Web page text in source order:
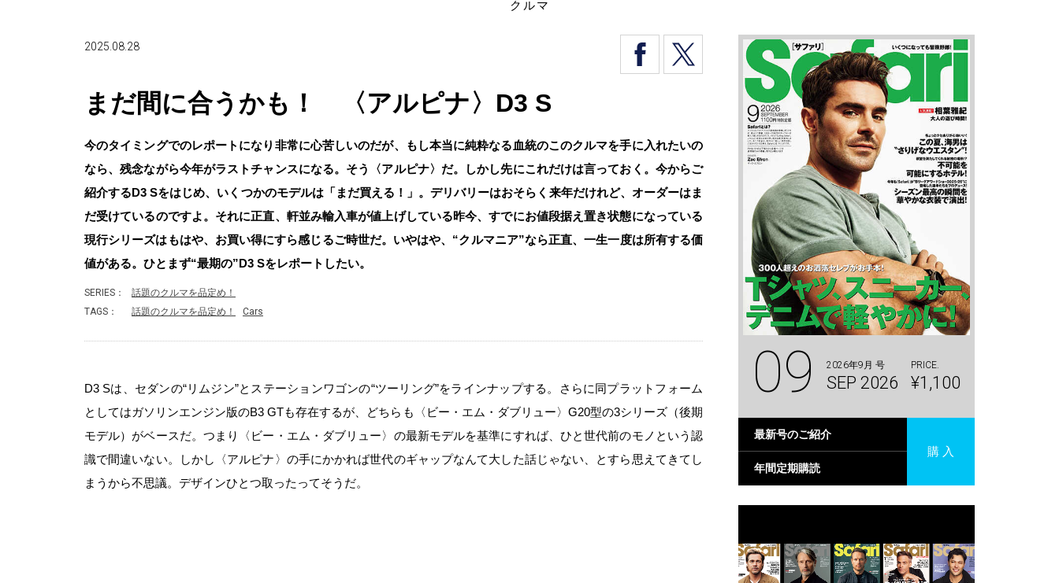
クルマ
2025.08.28
まだ間に合うかも！ 〈アルピナ〉D3 S
今のタイミングでのレポートになり非常に心苦しいのだが、もし本当に純粋なる血統のこのクルマを手に入れたいの
なら、残念ながら今年がラストチャンスになる。そう〈アルピナ〉だ。しかし先にこれだけは言っておく。今からご
紹介するD3 Sをはじめ、いくつかのモデルは「まだ買える！」。デリバリーはおそらく来年だけれど、オーダーはま
だ受けているのですよ。それに正直、軒並み輸入車が値上げしている昨今、すでにお値段据え置き状態になっている
現行シリーズはもはや、お買い得にすら感じるご時世だ。いやはや、“クルマニア”なら正直、一生一度は所有する価
値がある。ひとまず“最期の”D3 Sをレポートしたい。
SERIES：
話題のクルマを品定め！
TAGS：
話題のクルマを品定め！ Cars
D3 Sは、セダンの“リムジン”とステーションワゴンの“ツーリング”をラインナップする。さらに同プラットフォーム
としてはガソリンエンジン版のB3 GTも存在するが、どちらも〈ビー・エム・ダブリュー〉G20型の3シリーズ（後期
モデル）がベースだ。つまり〈ビー・エム・ダブリュー〉の最新モデルを基準にすれば、ひと世代前のモノという認
識で間違いない。しかし〈アルピナ〉の手にかかれば世代のギャップなんて大した話じゃない、とすら思えてきてし
まうから不思議。デザインひとつ取ったってそうだ。
09 2026年9月 号
SEP 2026
PRICE.
¥1,100
最新号のご紹介
年間定期購読
購 入